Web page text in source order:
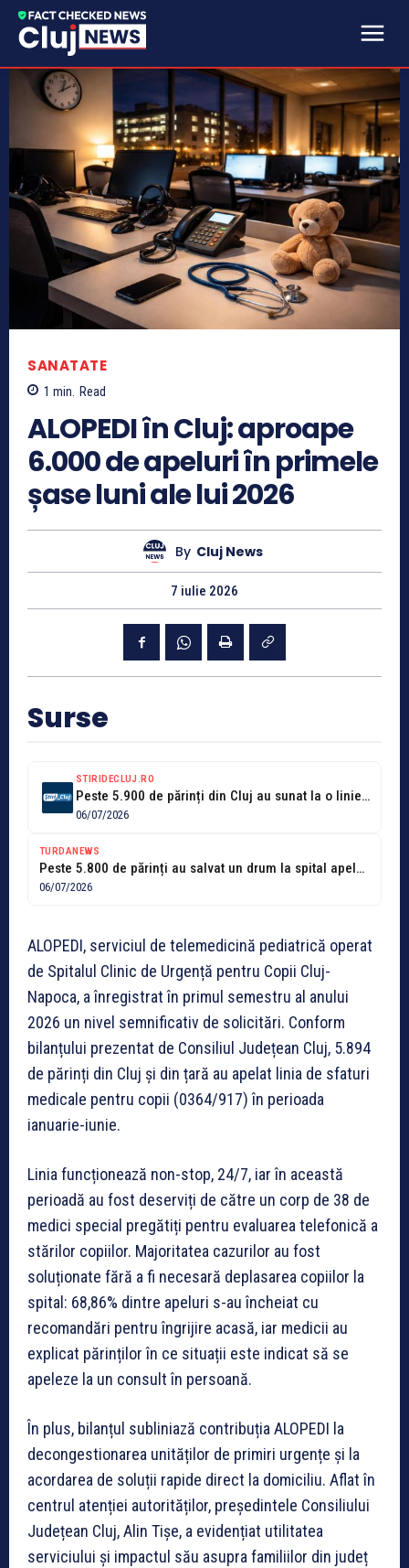
SANATATE
1 min. Read
ALOPEDI în Cluj: aproape
6.000 de apeluri în primele
șase luni ale lui 2026
By Cluj News
7 iulie 2026
Surse
STIRIDECLUJ.RO
Peste 5.900 de părinți din Cluj au sunat la o linie specială...
06/07/2026
TURDANEWS
Peste 5.800 de părinți au salvat un drum la spital apelând ALOPEDI!
06/07/2026
ALOPEDI, serviciul de telemedicină pediatrică operat
de Spitalul Clinic de Urgență pentru Copii Cluj-
Napoca, a înregistrat în primul semestru al anului
2026 un nivel semnificativ de solicitări. Conform
bilanțului prezentat de Consiliul Județean Cluj, 5.894
de părinți din Cluj și din țară au apelat linia de sfaturi
medicale pentru copii (0364/917) în perioada
ianuarie-iunie.
Linia funcționează non-stop, 24/7, iar în această
perioadă au fost deserviți de către un corp de 38 de
medici special pregătiți pentru evaluarea telefonică a
stărilor copiilor. Majoritatea cazurilor au fost
soluționate fără a fi necesară deplasarea copiilor la
spital: 68,86% dintre apeluri s-au încheiat cu
recomandări pentru îngrijire acasă, iar medicii au
explicat părinților în ce situații este indicat să se
apeleze la un consult în persoană.
În plus, bilanțul subliniază contribuția ALOPEDI la
decongestionarea unităților de primiri urgențe și la
acordarea de soluții rapide direct la domiciliu. Aflat în
centrul atenției autorităților, președintele Consiliului
Județean Cluj, Alin Tișe, a evidențiat utilitatea
serviciului și impactul său asupra familiilor din județ